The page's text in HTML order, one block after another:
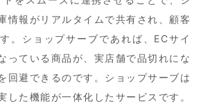
情報がリアルタイムで共有され、顧客
。ショップサーブであれば、ECサイ
っている商品が、実店舗で品切れにな
回避できるのです。ショップサーブは
した機能が一体化したサービスです。